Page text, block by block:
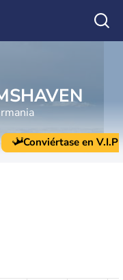
Conviértase en V.I.P